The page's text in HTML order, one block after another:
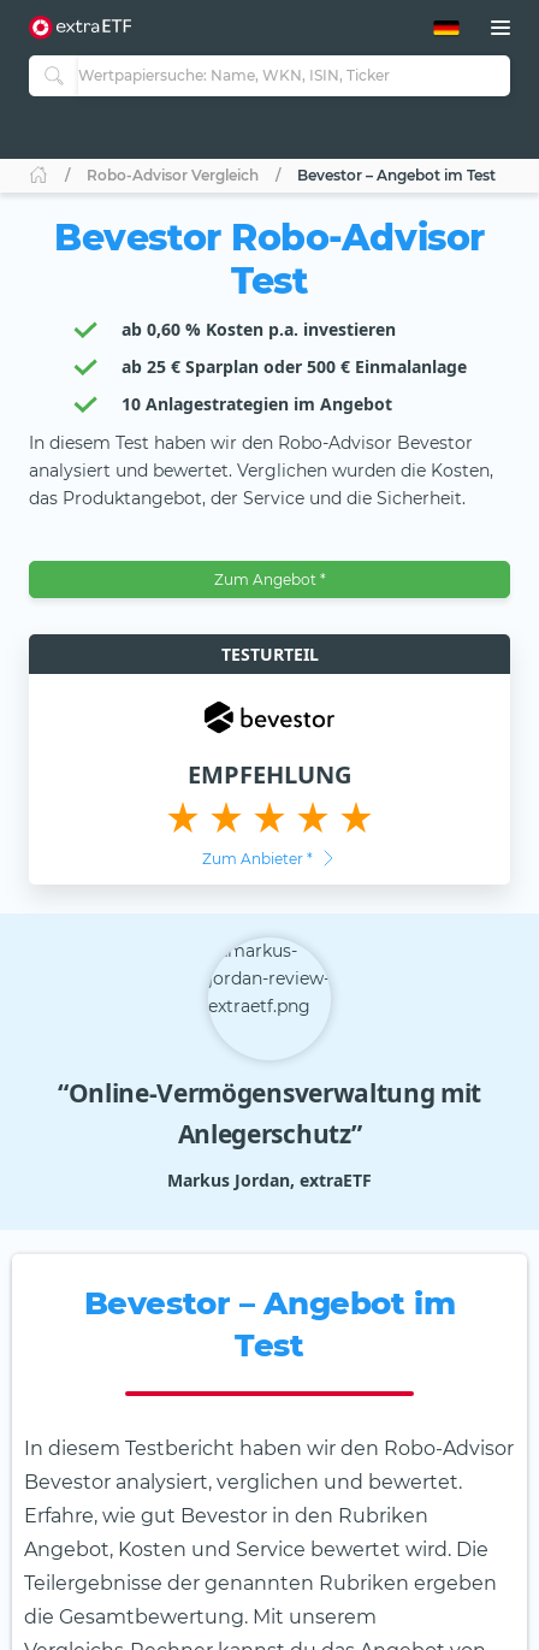
ETF-Guide 2.0
Guide Aktive ETFs
ETF-Sparpläne
Robo-Advisor Vergleich Bevestor – Angebot im Test
Bevestor Robo-Advisor
Test
ab 0,60 % Kosten p.a. investieren
ab 25 € Sparplan oder 500 € Einmalanlage
10 Anlagestrategien im Angebot
In diesem Test haben wir den Robo-Advisor Bevestor
analysiert und bewertet. Verglichen wurden die Kosten,
das Produktangebot, der Service und die Sicherheit.
Zum Angebot *
TESTURTEIL
EMPFEHLUNG
Zum Anbieter*
“Online-Vermögensverwaltung mit
Anlegerschutz”
Markus Jordan, extraETF
Bevestor – Angebot im
Test
In diesem Testbericht haben wir den Robo-Advisor
Bevestor analysiert, verglichen und bewertet.
Erfahre, wie gut Bevestor in den Rubriken
Angebot, Kosten und Service bewertet wird. Die
Teilergebnisse der genannten Rubriken ergeben
die Gesamtbewertung. Mit unserem